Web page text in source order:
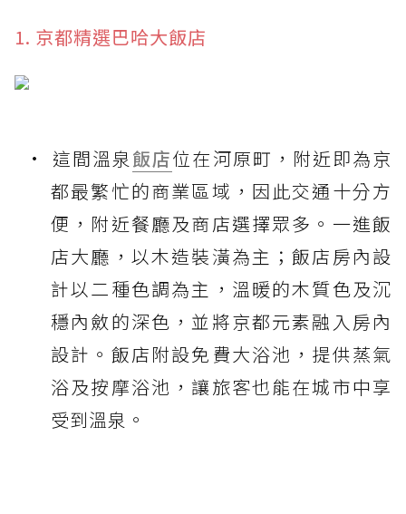
1. 京都精選巴哈大飯店
這間溫泉 飯店位在河原町，附近即為京
都最繁忙的商業區域，因此交通十分方
便，附近餐廳及商店選擇眾多。一進飯
店大廳，以木造裝潢為主；飯店房內設
計以二種色調為主，溫暖的木質色及沉
穩內斂的深色，並將京都元素融入房內
設計。飯店附設免費大浴池，提供蒸氣
浴及按摩浴池，讓旅客也能在城市中享
受到溫泉。